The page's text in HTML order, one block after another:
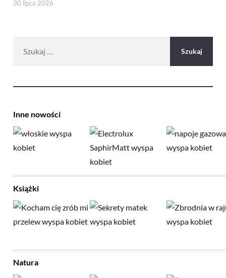
30 lipca 2026
Inne nowości
Książki
Natura